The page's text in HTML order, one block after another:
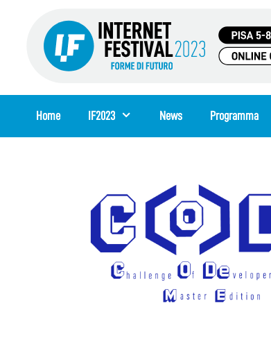
Home IF2023 News Programma